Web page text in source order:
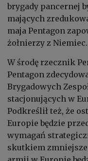
brygady pancernej
mających
maja Pentagon
żołnierzy z Niemiec.
W środę rzecznik
Pentagon
Brygadowych
stacjonujących w
Podkreślił też, że
Europie będzie
wymagań
skutkiem